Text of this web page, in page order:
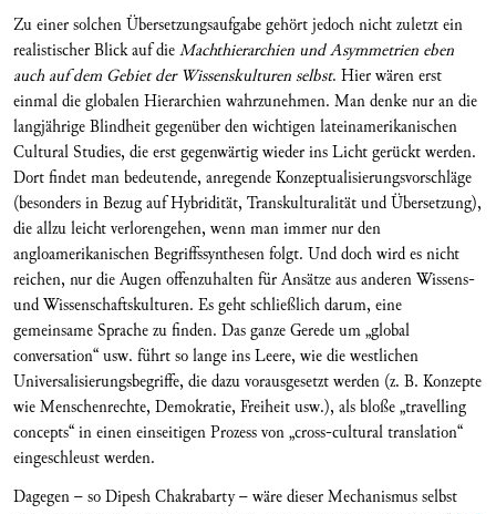
Zu einer solchen Übersetzungsaufgabe gehört jedoch nicht zuletzt ein
realistischer Blick auf dieMachthierarchien und Asymmetrien eben
auch auf dem Gebiet der Wissenskulturen selbst. Hier wären erst
einmal die globalen Hierarchien wahrzunehmen. Man denke nur an die
langjährige Blindheit gegenüber den wichtigen lateinamerikanischen
Cultural Studies, die erst gegenwärtig wieder ins Licht gerückt werden.
Dort findet man bedeutende, anregende Konzeptualisierungsvorschläge
(besonders in Bezug auf Hybridität, Transkulturalität und Übersetzung),
die allzu leicht verlorengehen, wenn man immer nur den
angloamerikanischen Begriffssynthesen folgt. Und doch wird es nicht
reichen, nur die Augen offenzuhalten für Ansätze aus anderen Wissens-
und Wissenschaftskulturen. Es geht schließlich darum, eine
gemeinsame Sprache zu finden. Das ganze Gerede um „global
conversation“ usw. führt so lange ins Leere, wie die westlichen
Universalisierungsbegriffe, die dazu vorausgesetzt werden (z. B. Konzepte
wie Menschenrechte, Demokratie, Freiheit usw.), als bloße „travelling
concepts“ in einen einseitigen Prozess von „cross-cultural translation“
eingeschleust werden.
Dagegen – so Dipesh Chakrabarty – wäre dieser Mechanismus selbst